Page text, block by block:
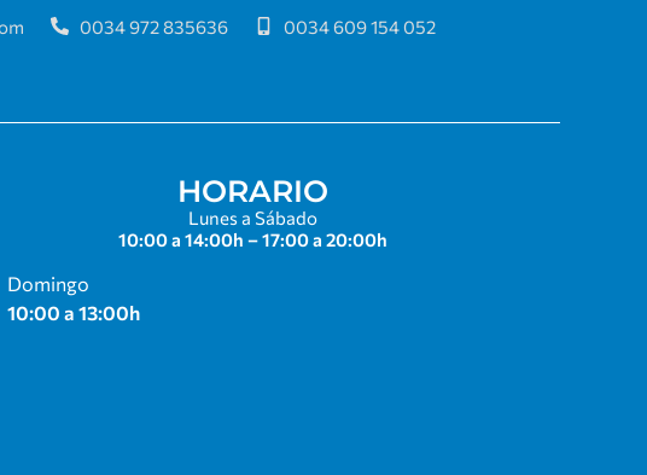
0034 972 835636
0034 609 154 052
HORARIO
Lunes a Sábado
10:00 a 14:00h – 17:00 a 20:00h
Domingo
10:00 a 13:00h